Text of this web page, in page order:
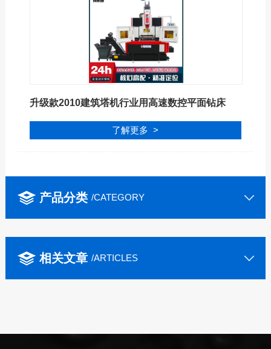
升级款2010建筑塔机行业用高速数控平面钻床
了解更多 >
产品分类 /CATEGORY
相关文章 /ARTICLES